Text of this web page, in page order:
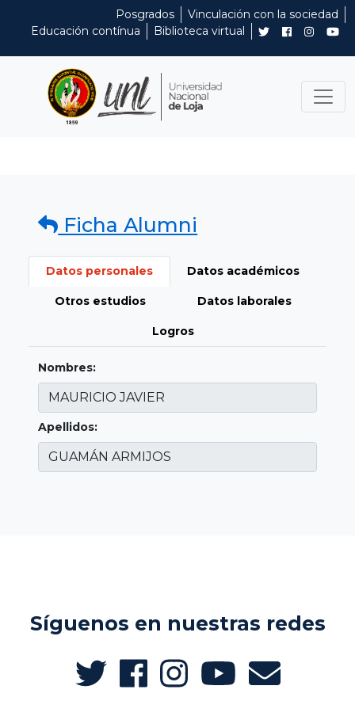
Posgrados
Vinculación con la sociedad
Educación contínua
Biblioteca virtual
Ficha Alumni
Datos personales Datos académicos
Otros estudios Datos laborales
Logros
Nombres:
Apellidos:
Síguenos en nuestras redes